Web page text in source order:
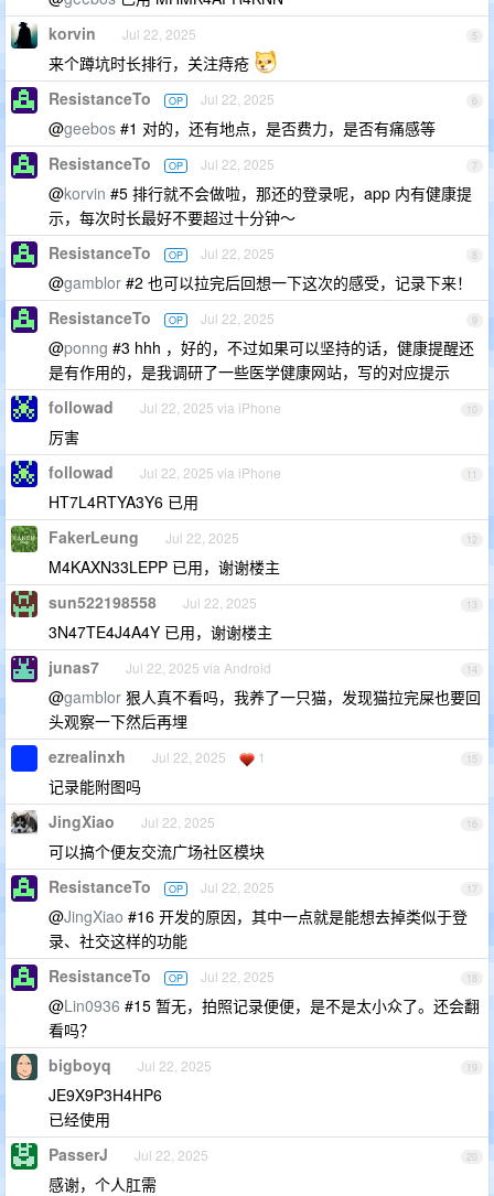
5
korvin Jul 22, 2025
来个蹲坑时长排行，关注痔疮
6
ResistanceTo OP Jul 22, 2025
@geebos #1 对的，还有地点，是否费力，是否有痛感等
7
ResistanceTo OP Jul 22, 2025
@korvin #5 排行就不会做啦，那还的登录呢，app 内有健康提
示，每次时长最好不要超过十分钟～
8
ResistanceTo OP Jul 22, 2025
@gamblor #2 也可以拉完后回想一下这次的感受，记录下来！
9
ResistanceTo OP Jul 22, 2025
@ponng #3 hhh ，好的，不过如果可以坚持的话，健康提醒还
是有作用的，是我调研了一些医学健康网站，写的对应提示
10
followad Jul 22, 2025 via iPhone
厉害
11
followad Jul 22, 2025 via iPhone
HT7L4RTYA3Y6 已用
12
FakerLeung Jul 22, 2025
M4KAXN33LEPP 已用，谢谢楼主
13
sun522198558 Jul 22, 2025
3N47TE4J4A4Y 已用，谢谢楼主
14
junas7 Jul 22, 2025 via Android
@gamblor 狠人真不看吗，我养了一只猫，发现猫拉完屎也要回
头观察一下然后再埋
15
ezrealinxh Jul 22, 2025 1
记录能附图吗
16
JingXiao Jul 22, 2025
可以搞个便友交流广场社区模块
17
ResistanceTo OP Jul 22, 2025
@JingXiao #16 开发的原因，其中一点就是能想去掉类似于登
录、社交这样的功能
18
ResistanceTo OP Jul 22, 2025
@Lin0936 #15 暂无，拍照记录便便，是不是太小众了。还会翻
看吗？
19
bigboyq Jul 22, 2025
JE9X9P3H4HP6
已经使用
20
PasserJ Jul 22, 2025
感谢，个人肛需